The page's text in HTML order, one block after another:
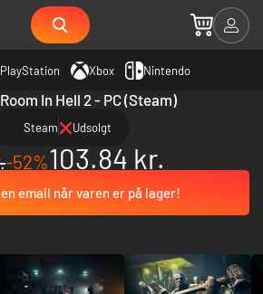
PlayStation Xbox Nintendo
In Hell 2 - PC (Steam)
Steam Udsolgt
-52%103.84 kr.
en email når varen er på lager!